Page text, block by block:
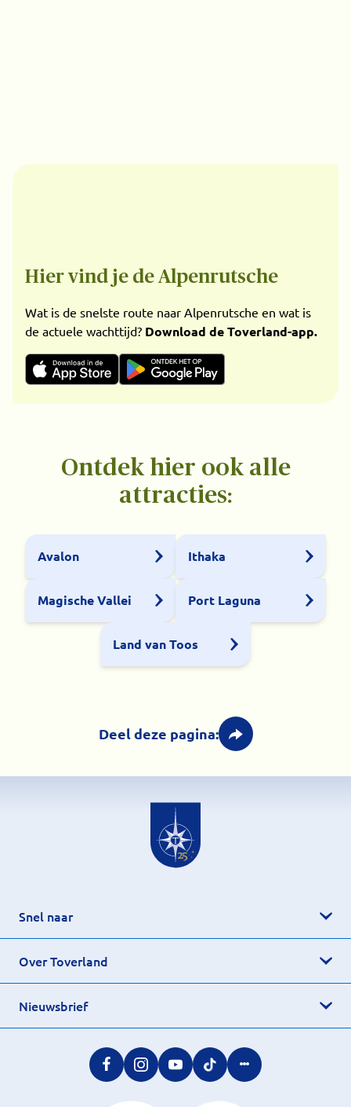
Hier vind je de Alpenrutsche
Wat is de snelste route naar Alpenrutsche en wat is
de actuele wachttijd? Download de Toverland-app.
Ontdek hier ook alle
attracties:
Avalon Ithaka
Magische Vallei Port Laguna
Land van Toos
Deel deze pagina:
Snel naar
Over Toverland
Nieuwsbrief